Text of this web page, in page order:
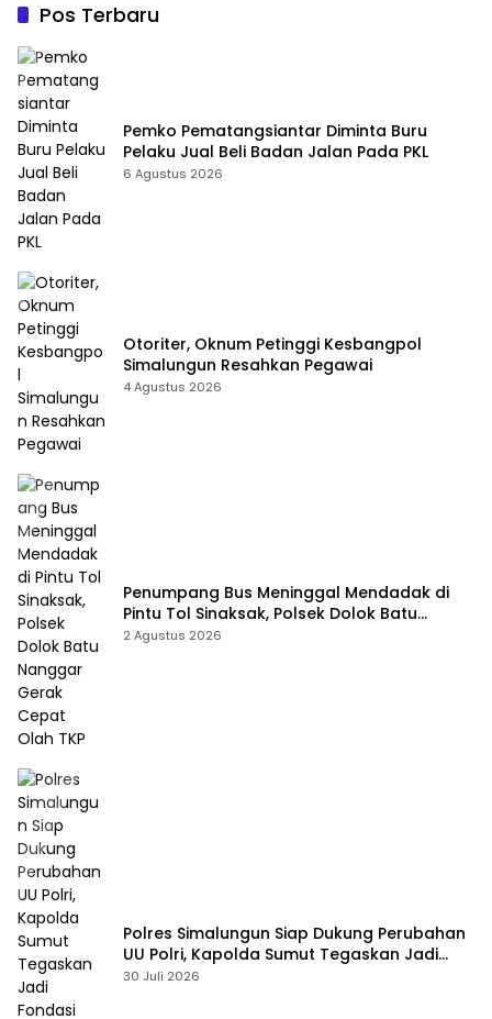
Pos Terbaru
Pemko Pematangsiantar Diminta Buru
Pelaku Jual Beli Badan Jalan Pada PKL
6 Agustus 2026
Otoriter, Oknum Petinggi Kesbangpol
Simalungun Resahkan Pegawai
4 Agustus 2026
Penumpang Bus Meninggal Mendadak di
Pintu Tol Sinaksak, Polsek Dolok Batu
Nanggar Gerak Cepat Olah TKP
2 Agustus 2026
Polres Simalungun Siap Dukung Perubahan
UU Polri, Kapolda Sumut Tegaskan Jadi
Fondasi Penguatan Profesionalisme dan
30 Juli 2026